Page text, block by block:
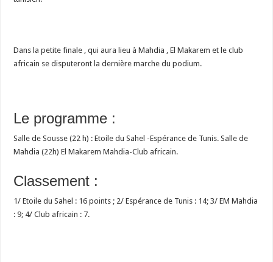
Dans la petite finale , qui aura lieu à Mahdia , El Makarem et le club
africain se disputeront la dernière marche du podium.
Le programme :
Salle de Sousse (22 h) : Etoile du Sahel -Espérance de Tunis. Salle de
Mahdia (22h) El Makarem Mahdia-Club africain.
Classement :
1/ Etoile du Sahel : 16 points ; 2/ Espérance de Tunis : 14; 3/ EM Mahdia
: 9; 4/ Club africain : 7.